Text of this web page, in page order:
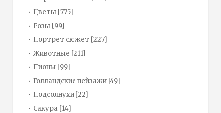
Цветы [775]
Розы [99]
Портрет сюжет [227]
Животные [211]
Пионы [99]
Голландские пейзажи [49]
Подсолнухи [22]
Сакура [14]